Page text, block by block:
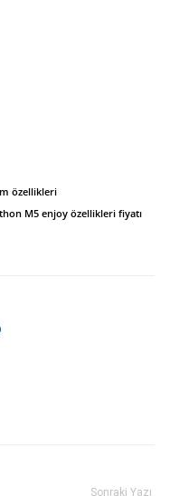
özellikleri
M5 enjoy özellikleri fiyatı
Sonraki Yazı